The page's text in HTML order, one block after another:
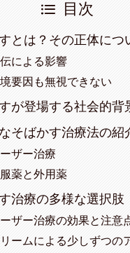
目次
とは？その正体につ
による影響
要因も無視できない
が登場する社会的背
そばかす治療法の紹
ザー治療
薬と外用薬
治療の多様な選択肢
ザー治療の効果と注意
ームによる少しずつの